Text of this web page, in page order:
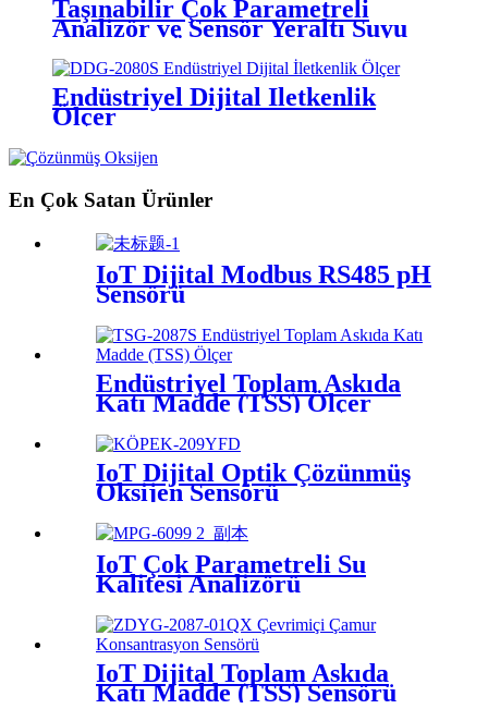
Taşınabilir Çok Parametreli
Analizör ve Sensör Yeraltı Suyu
Kalitesini Ölçer
Endüstriyel Dijital İletkenlik
Ölçer
En Çok Satan Ürünler
IoT Dijital Modbus RS485 pH
Sensörü
Endüstriyel Toplam Askıda
Katı Madde (TSS) Ölçer
IoT Dijital Optik Çözünmüş
Oksijen Sensörü
IoT Çok Parametreli Su
Kalitesi Analizörü
IoT Dijital Toplam Askıda
Katı Madde (TSS) Sensörü